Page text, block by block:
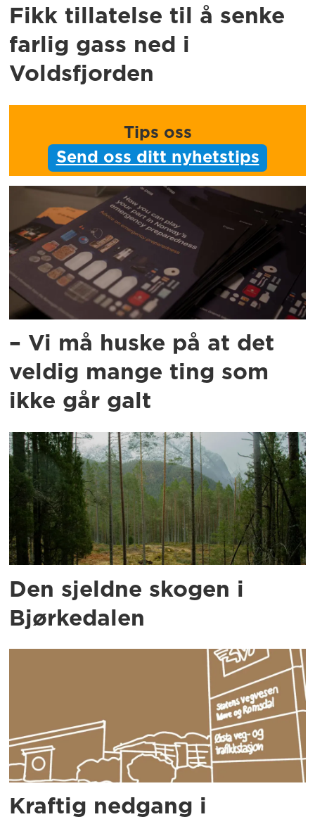
Fikk tillatelse til å senke
farlig gass ned i
Voldsfjorden
Tips oss
Send oss ditt nyhetstips
– Vi må huske på at det
veldig mange ting som
ikke går galt
Den sjeldne skogen i
Bjørkedalen
Kraftig nedgang i